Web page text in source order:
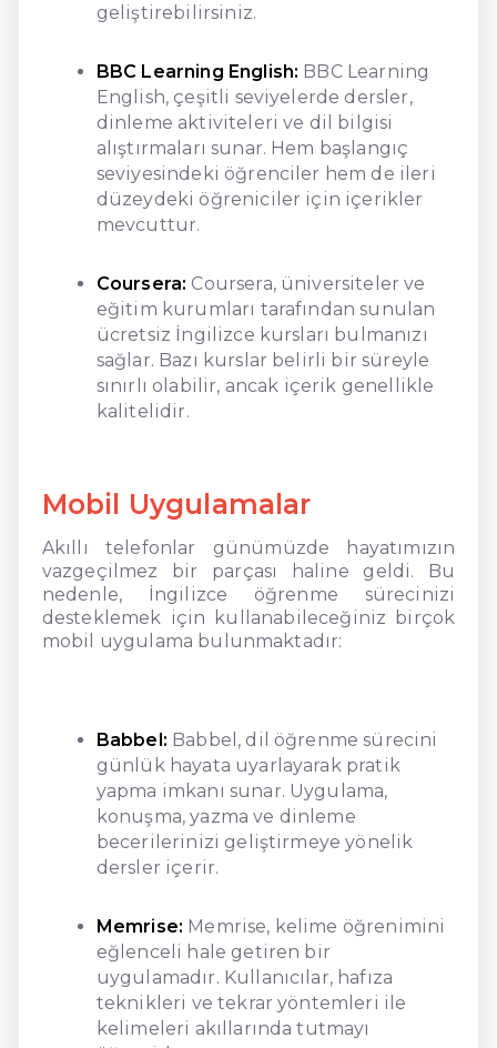
geliştirebilirsiniz.
BBC Learning English: BBC Learning
English, çeşitli seviyelerde dersler,
dinleme aktiviteleri ve dil bilgisi
alıştırmaları sunar. Hem başlangıç
seviyesindeki öğrenciler hem de ileri
düzeydeki öğreniciler için içerikler
mevcuttur.
Coursera: Coursera, üniversiteler ve
eğitim kurumları tarafından sunulan
ücretsiz İngilizce kursları bulmanızı
sağlar. Bazı kurslar belirli bir süreyle
sınırlı olabilir, ancak içerik genellikle
kalitelidir.
Mobil Uygulamalar
Akıllı telefonlar günümüzde hayatımızın
vazgeçilmez bir parçası haline geldi. Bu
nedenle, İngilizce öğrenme sürecinizi
desteklemek için kullanabileceğiniz birçok
mobil uygulama bulunmaktadır:
Babbel: Babbel, dil öğrenme sürecini
günlük hayata uyarlayarak pratik
yapma imkanı sunar. Uygulama,
konuşma, yazma ve dinleme
becerilerinizi geliştirmeye yönelik
dersler içerir.
Memrise: Memrise, kelime öğrenimini
eğlenceli hale getiren bir
uygulamadır. Kullanıcılar, hafıza
teknikleri ve tekrar yöntemleri ile
kelimeleri akıllarında tutmayı